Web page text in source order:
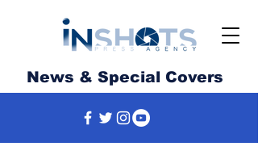
News & Special Covers